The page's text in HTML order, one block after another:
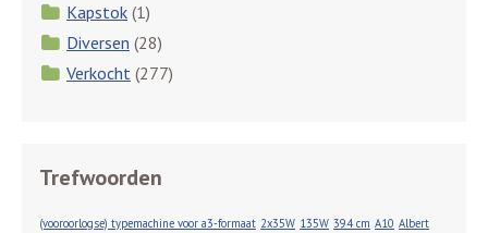
Kapstok (1)
Diversen (28)
Verkocht (277)
Trefwoorden
(vooroorlogse) typemachine voor a3-formaat 2x35W 135W 394 cm A10 Albert